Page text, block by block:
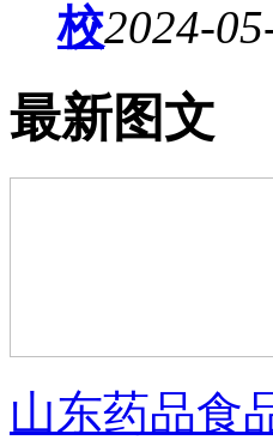
校2024-
最新图文
山东药品食